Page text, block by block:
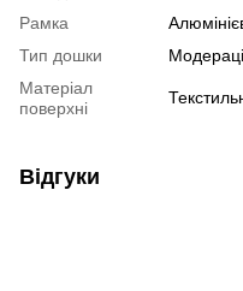
Рамка
Тип дошки
Матеріал
поверхні
Відгуки